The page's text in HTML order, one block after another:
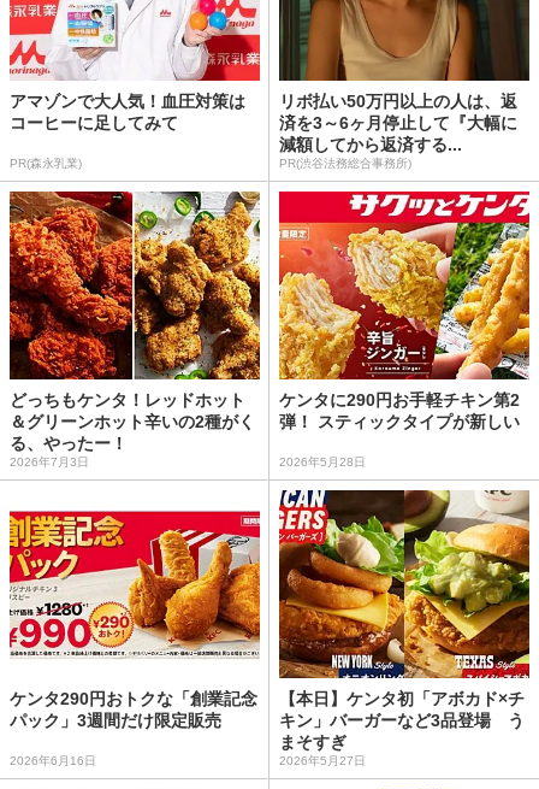
アマゾンで大人気！血圧対策は
コーヒーに足してみて
PR(森永乳業)
リボ払い50万円以上の人は、返
済を3～6ヶ月停止して『大幅に
減額してから返済する...
PR(渋谷法務総合事務所)
どっちもケンタ！レッドホット
＆グリーンホット辛いの2種がく
る、やったー！
2026年7月3日
ケンタに290円お手軽チキン第2
弾！ スティックタイプが新しい
2026年5月28日
ケンタ290円おトクな「創業記念
パック」3週間だけ限定販売
2026年6月16日
【本日】ケンタ初「アボカド×チ
キン」バーガーなど3品登場 う
まそすぎ
2026年5月27日